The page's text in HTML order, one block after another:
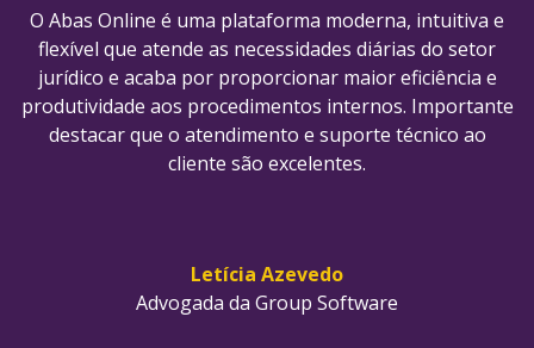
O Abas Online é uma plataforma moderna, intuitiva e
flexível que atende as necessidades diárias do setor
jurídico e acaba por proporcionar maior eficiência e
produtividade aos procedimentos internos. Importante
destacar que o atendimento e suporte técnico ao
cliente são excelentes.
Letícia Azevedo
Advogada da Group Software